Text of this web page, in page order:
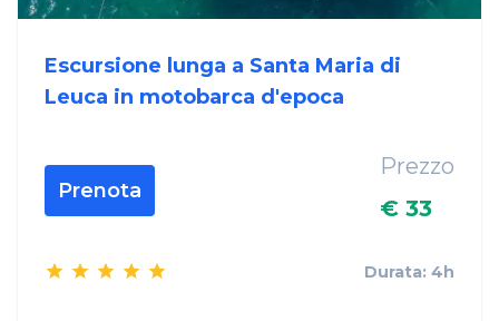
Escursione lunga a Santa Maria di
Leuca in motobarca d'epoca
Prenota
Prezzo
€ 33
Durata: 4h